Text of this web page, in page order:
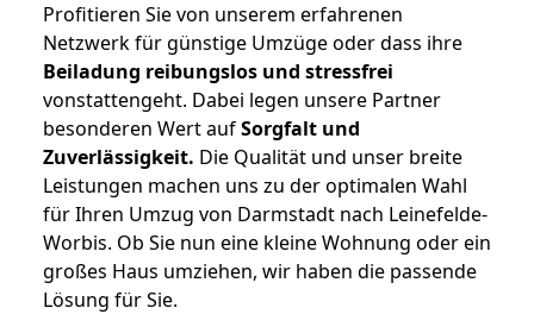
Profitieren Sie von unserem erfahrenen
Netzwerk für günstige Umzüge oder dass ihre
Beiladung reibungslos und stressfrei
vonstattengeht. Dabei legen unsere Partner
besonderen Wert aufSorgfalt und
Zuverlässigkeit. Die Qualität und unser breite
Leistungen machen uns zu der optimalen Wahl
für Ihren Umzug von Darmstadt nach Leinefelde-
Worbis. Ob Sie nun eine kleine Wohnung oder ein
großes Haus umziehen, wir haben die passende
Lösung für Sie.